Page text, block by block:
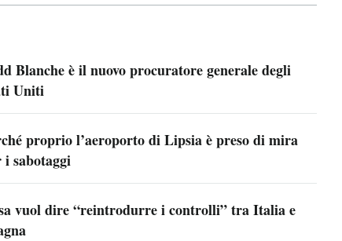
Blanche è il nuovo procuratore generale degli
Uniti
proprio l’aeroporto di Lipsia è preso di mira
i sabotaggi
vuol dire “reintrodurre i controlli” tra Italia e